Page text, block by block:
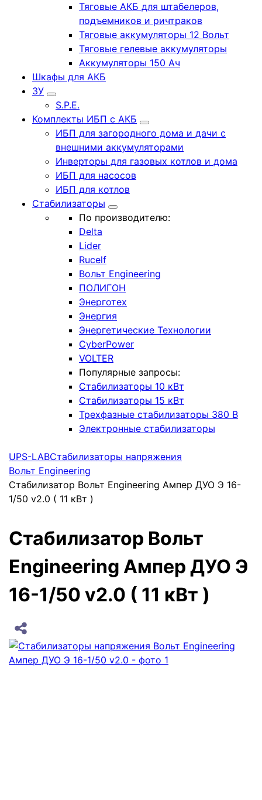
Тяговые АКБ для штабелеров,
подъемников и ричтраков
Тяговые аккумуляторы 12 Вольт
Тяговые гелевые аккумуляторы
Аккумуляторы 150 Ач
Шкафы для АКБ
ЗУ
S.P.E.
Комплекты ИБП с АКБ
ИБП для загородного дома и дачи с
внешними аккумуляторами
Инверторы для газовых котлов и дома
ИБП для насосов
ИБП для котлов
Стабилизаторы
По производителю:
Delta
Lider
Rucelf
Вольт Engineering
ПОЛИГОН
Энерготех
Энергия
Энергетические Технологии
CyberPower
VOLTER
Популярные запросы:
Стабилизаторы 10 кВт
Стабилизаторы 15 кВт
Трехфазные стабилизаторы 380 В
Электронные стабилизаторы
UPS-LABСтабилизаторы напряжения
Вольт Engineering
Стабилизатор Вольт Engineering Ампер ДУО Э 16-
1/50 v2.0 ( 11 кВт )
Стабилизатор Вольт
Engineering Ампер ДУО Э
16-1/50 v2.0 ( 11 кВт )